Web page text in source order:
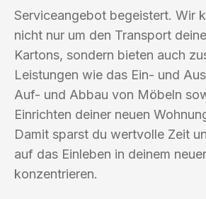
Serviceangebot begeistert. Wir
nicht nur um den Transport
Kartons, sondern bieten auch
Leistungen wie das Ein- und
Auf- und Abbau von Möbeln
Einrichten deiner neuen
Damit sparst du wertvolle Zeit
auf das Einleben in deinem
konzentrieren.